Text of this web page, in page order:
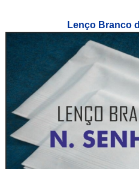
Lenço Branco